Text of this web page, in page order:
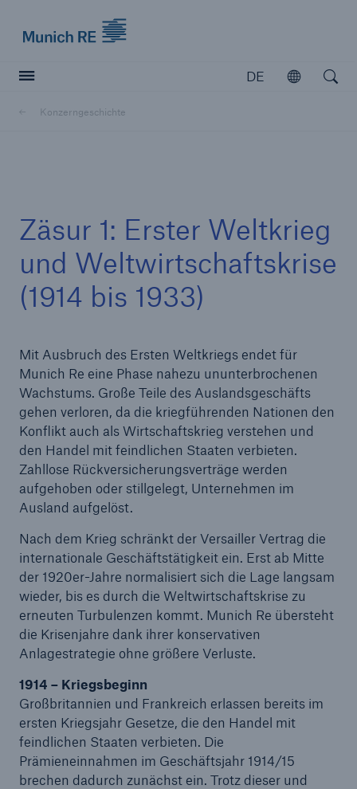
DE
Öffnen
Konzerngeschichte
Zäsur 1: Erster Weltkrieg
und Weltwirtschaftskrise
(1914 bis 1933)
Mit Ausbruch des Ersten Weltkriegs endet für
Munich Re eine Phase nahezu ununterbrochenen
Wachstums. Große Teile des Auslandsgeschäfts
gehen verloren, da die kriegführenden Nationen den
Konflikt auch als Wirtschaftskrieg verstehen und
den Handel mit feindlichen Staaten verbieten.
Zahllose Rückversicherungsverträge werden
aufgehoben oder stillgelegt, Unternehmen im
Ausland aufgelöst.
Nach dem Krieg schränkt der Versailler Vertrag die
internationale Geschäftstätigkeit ein. Erst ab Mitte
der 1920er-Jahre normalisiert sich die Lage langsam
wieder, bis es durch die Weltwirtschaftskrise zu
erneuten Turbulenzen kommt. Munich Re übersteht
die Krisenjahre dank ihrer konservativen
Anlagestrategie ohne größere Verluste.
1914 – Kriegsbeginn
Großbritannien und Frankreich erlassen bereits im
ersten Kriegsjahr Gesetze, die den Handel mit
feindlichen Staaten verbieten. Die
Prämieneinnahmen im Geschäftsjahr 1914/15
brechen dadurch zunächst ein. Trotz dieser und
Tech Trend Radar 2026
Our expert perspective for insurance
Reinsurance Property/Casualty
Marine Trend Radar 2025